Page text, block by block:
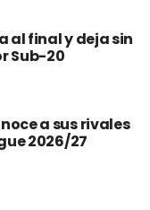
al final y deja sin
Sub-20
a sus rivales
2026/27